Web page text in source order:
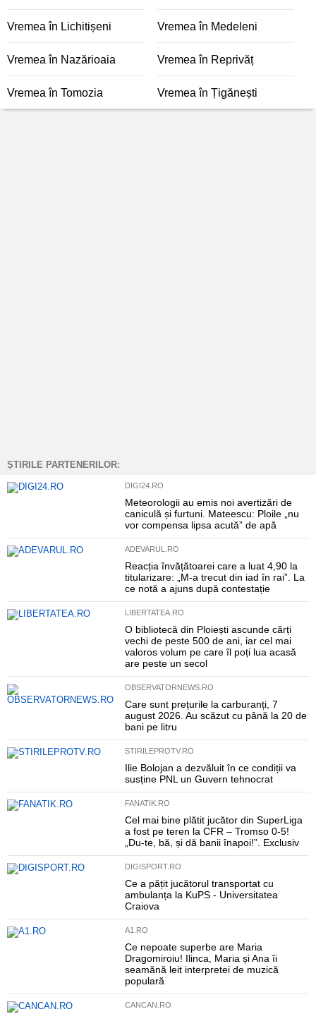
Vremea în Lichitișeni Vremea în Medeleni
Vremea în Nazărioaia Vremea în Reprivăț
Vremea în Tomozia Vremea în Țigănești
ȘTIRILE PARTENERILOR:
DIGI24.RO
Meteorologii au emis noi avertizări de
caniculă și furtuni. Mateescu: Ploile „nu
vor compensa lipsa acută” de apă
ADEVARUL.RO
Reacția învățătoarei care a luat 4,90 la
titularizare: „M-a trecut din iad în rai”. La
ce notă a ajuns după contestație
LIBERTATEA.RO
O bibliotecă din Ploiești ascunde cărți
vechi de peste 500 de ani, iar cel mai
valoros volum pe care îl poți lua acasă
are peste un secol
OBSERVATORNEWS.RO
Care sunt prețurile la carburanți, 7
august 2026. Au scăzut cu până la 20 de
bani pe litru
STIRILEPROTV.RO
Ilie Bolojan a dezvăluit în ce condiții va
susține PNL un Guvern tehnocrat
FANATIK.RO
Cel mai bine plătit jucător din SuperLiga
a fost pe teren la CFR – Tromso 0-5!
„Du-te, bă, și dă banii înapoi!”. Exclusiv
DIGISPORT.RO
Ce a pățit jucătorul transportat cu
ambulanța la KuPS - Universitatea
Craiova
A1.RO
Ce nepoate superbe are Maria
Dragomiroiu! Ilinca, Maria și Ana îi
seamănă leit interpretei de muzică
populară
CANCAN.RO